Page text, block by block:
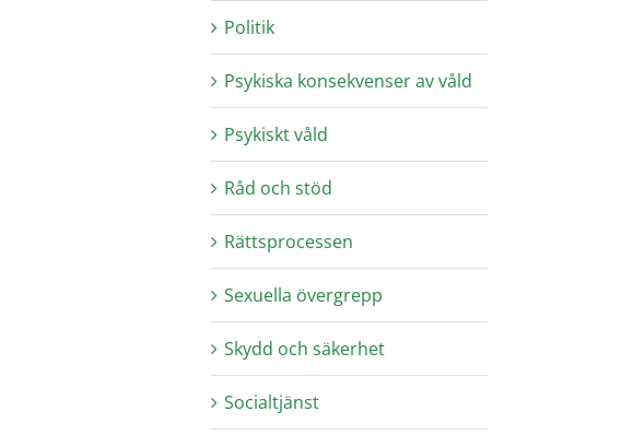
Politik
Psykiska konsekvenser av våld
Psykiskt våld
Råd och stöd
Rättsprocessen
Sexuella övergrepp
Skydd och säkerhet
Socialtjänst